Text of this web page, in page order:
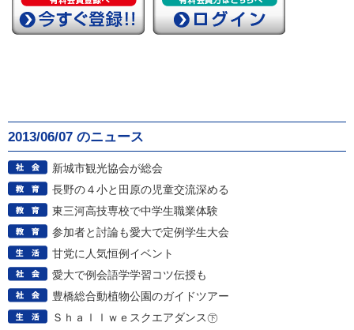
2013/06/07 のニュース
新城市観光協会が総会
長野の４小と田原の児童交流深める
東三河高技専校で中学生職業体験
参加者と討論も愛大で定例学生大会
甘党に人気恒例イベント
愛大で例会語学学習コツ伝授も
豊橋総合動植物公園のガイドツアー
Ｓｈａｌｌｗｅスクエアダンス㊦